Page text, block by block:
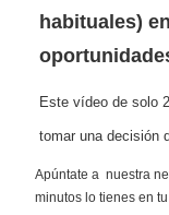
habituales)
Este vídeo de solo
tomar una decisión
Apúntate a nuestra
minutos lo tienes en tu